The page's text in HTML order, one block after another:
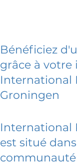
Bénéficiez
grâce à votre
International
Groningen
International
est situé